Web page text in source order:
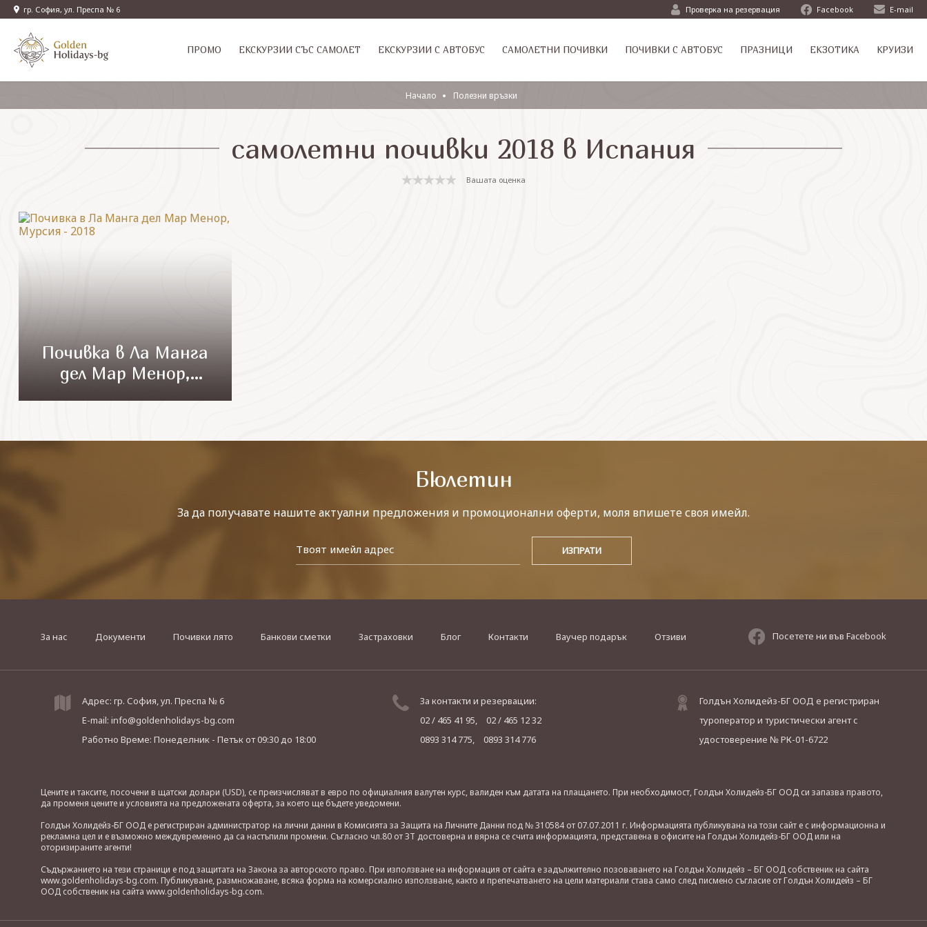
гр. София, ул. Преспа № 6 Проверка на резервация Facebook E-mail
ПРОМО EКСКУРЗИИ СЪС САМОЛЕТ ЕКСКУРЗИИ С АВТОБУС САМОЛЕТНИ ПОЧИВКИ ПОЧИВКИ С АВТОБУС ПРАЗНИЦИ ЕКЗОТИКА КРУИЗИ
Начало Полезни връзки
самолетни почивки 2018 в Испания
Вашата оценка
Почивка в Ла Манга
дел Мар Менор,
Бюлетин
За да получавате нашите актуални предложения и промоционални оферти, моля впишете своя имейл.
За нас Документи Почивки лято Банкови сметки Застраховки Блог Контакти Ваучер подарък Отзиви Посетете ни във Facebook
Адрес: гр. София, ул. Преспа № 6
E-mail: info@goldenholidays-bg.com
Работно Време: Понеделник - Петъкот 09:30 до 18:00
За контакти и резервации:
02 / 465 41 95,
02 / 465 12 32
0893 314 775,
0893 314 776
Голдън Холидейз-БГ ООД е регистриран
туроператор и туристически агент с
удостоверение № РК-01-6722
Цените и таксите, посочени в щатски долари (USD), се преизчисляват в евро по официалния валутен курс, валиден към датата на плащането. При необходимост, Голдън Холидейз-БГ ООД си запазва правото,
да променя цените и условията на предложената оферта, за което ще бъдете уведомени.
Голдън Холидейз-БГ ООД е регистриран администратор на лични данни в Комисията за Защита на Личните Данни под № 310584 от 07.07.2011 г. Информацията публикувана на този сайт е с информационна и
рекламна цел и е възможно междувременно да са настъпили промени. Съгласно чл.80 от ЗТ достоверна и вярна се счита информацията, представена в офисите на Голдън Холидейз-БГ ООД или на
оторизираните агенти!
Съдържанието на тези страници е под защитата на Закона за авторското право. При използване на информация от сайта е задължително позоваването на Голдън Холидейз – БГ ООД собственик на сайта
www.goldenholidays-bg.com. Публикуване, размножаване, всяка форма на комерсиално използване, както и препечатването на цели материали става само след писмено съгласие от Голдън Холидейз – БГ
ООД собственик на сайта www.goldenholidays-bg.com.